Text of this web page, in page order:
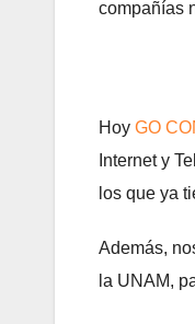
compañías
Hoy GO
Internet y
los que ya
Además,
la UNAM,